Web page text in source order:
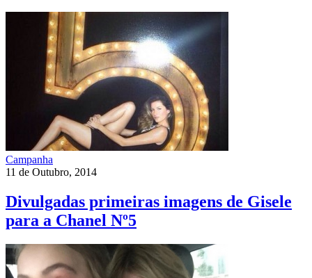
Campanha
11 de Outubro, 2014
Divulgadas primeiras imagens de Gisele
para a Chanel Nº5